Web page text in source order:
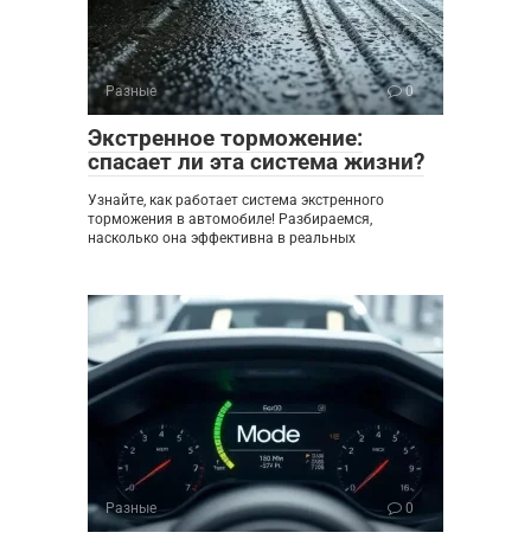
Разные 0
Экстренное торможение:
спасает ли эта система жизни?
Узнайте, как работает система экстренного
торможения в автомобиле! Разбираемся,
насколько она эффективна в реальных
Разные 0